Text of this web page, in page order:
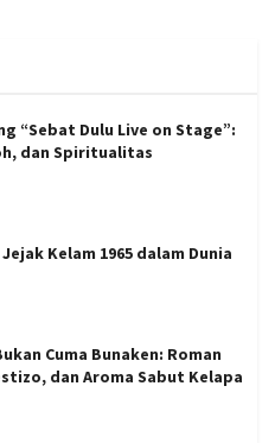
“Sebat Dulu Live on Stage”:
dan Spiritualitas
Kelam 1965 dalam Dunia
Cuma Bunaken: Roman
dan Aroma Sabut Kelapa